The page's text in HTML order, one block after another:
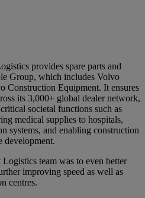
provides spare parts and
Group, which includes Volvo
Construction Equipment. It ensures
its 3,000+ global dealer network,
societal functions such as
medical supplies to hospitals,
systems, and enabling construction
development.
team was to even better
improving speed as well as
centres.